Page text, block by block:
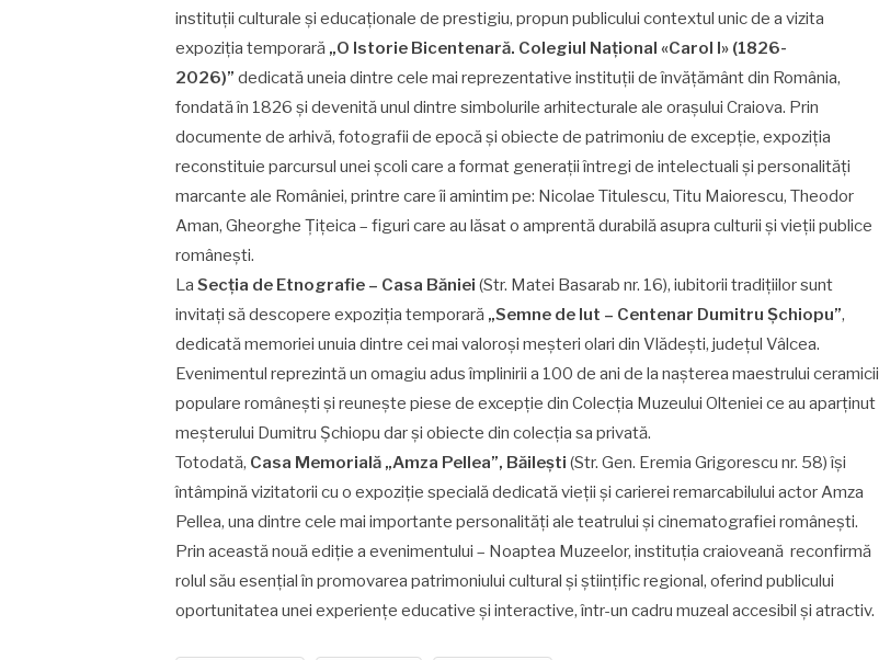
instituții culturale și educaționale de prestigiu, propun publicului contextul unic de a vizita
expoziția temporară „O Istorie Bicentenară. Colegiul Național «Carol I» (1826-
2026)” dedicată uneia dintre cele mai reprezentative instituții de învățământ din România,
fondată în 1826 și devenită unul dintre simbolurile arhitecturale ale orașului Craiova. Prin
documente de arhivă, fotografii de epocă și obiecte de patrimoniu de excepție, expoziția
reconstituie parcursul unei școli care a format generații întregi de intelectuali și personalități
marcante ale României, printre care îi amintim pe: Nicolae Titulescu, Titu Maiorescu, Theodor
Aman, Gheorghe Țițeica – figuri care au lăsat o amprentă durabilă asupra culturii și vieții publice
românești.
LaSecția de Etnografie – Casa Băniei (Str. Matei Basarab nr. 16), iubitorii tradițiilor sunt
invitați să descopere expoziția temporară „Semne de lut – Centenar Dumitru Șchiopu”,
dedicată memoriei unuia dintre cei mai valoroși meșteri olari din Vlădești, județul Vâlcea.
Evenimentul reprezintă un omagiu adus împlinirii a 100 de ani de la nașterea maestrului ceramicii
populare românești și reunește piese de excepție din Colecția Muzeului Olteniei ce au aparținut
meșterului Dumitru Șchiopu dar și obiecte din colecția sa privată.
Totodată, Casa Memorială „Amza Pellea”, Băilești (Str. Gen. Eremia Grigorescu nr. 58) își
întâmpină vizitatorii cu o expoziție specială dedicată vieții și carierei remarcabilului actor Amza
Pellea, una dintre cele mai importante personalități ale teatrului și cinematografiei românești.
Prin această nouă ediție a evenimentului – Noaptea Muzeelor, instituția craioveană reconfirmă
rolul său esențial în promovarea patrimoniului cultural și științific regional, oferind publicului
oportunitatea unei experiențe educative și interactive, într-un cadru muzeal accesibil și atractiv.